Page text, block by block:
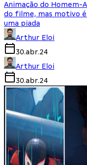
Animação do Homem-
do filme, mas motivo
uma piada
Arthur Eloi
30.abr.24
Arthur Eloi
30.abr.24